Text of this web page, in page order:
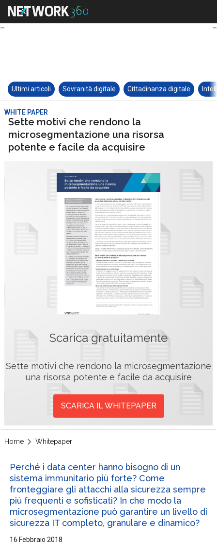
Ultimi articoli Sovranità digitale Cittadinanza digitale
WHITE PAPER
Sette motivi che rendono la
microsegmentazione una risorsa
potente e facile da acquisire
Scarica gratuitamente
Sette motivi che rendono la microsegmentazione
una risorsa potente e facile da acquisire
SCARICA IL WHITEPAPER
Home Whitepaper
Perché i data center hanno bisogno di un
sistema immunitario più forte? Come
fronteggiare gli attacchi alla sicurezza sempre
più frequenti e sofisticati? In che modo la
microsegmentazione può garantire un livello di
sicurezza IT completo, granulare e dinamico?
16 Febbraio 2018